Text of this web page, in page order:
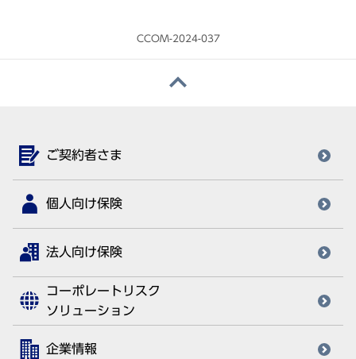
CCOM-2024-037
ご契約者さま
個人向け保険
法人向け保険
コーポレートリスク
ソリューション
企業情報